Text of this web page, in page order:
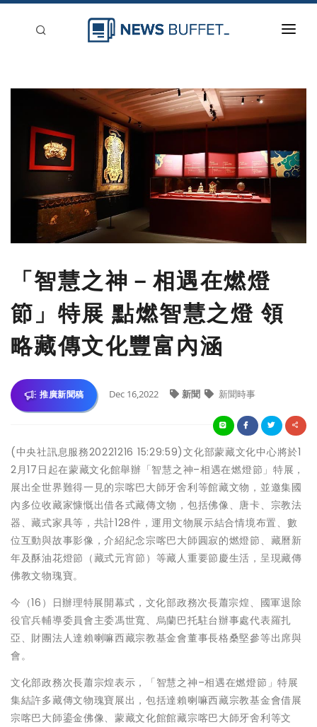
新聞稿分類
刊登
「智慧之神－相遇在燃燈
節」特展 點燃智慧之燈 領
略藏傳文化豐富內涵
推廣新聞稿 Dec 16,2022 新聞 新聞時事
(中央社訊息服務20221216 15:29:59)文化部蒙藏文化中心將於1
2月17日起在蒙藏文化館舉辦「智慧之神–相遇在燃燈節」特展，
展出全世界難得一見的宗喀巴大師牙舍利等館藏文物，並邀集國
內多位收藏家慷慨出借各式藏傳文物，包括佛像、唐卡、宗教法
器、藏式家具等，共計128件，運用文物展示結合情境布置、數
位互動與故事影像，介紹紀念宗喀巴大師圓寂的燃燈節、藏曆新
年及酥油花燈節（藏式元宵節）等藏人重要節慶生活，呈現藏傳
佛教文物瑰寶。
今（16）日辦理特展開幕式，文化部政務次長蕭宗煌、國軍退除
役官兵輔導委員會主委馮世寬、烏蘭巴托駐台辦事處代表羅扎
亞、財團法人達賴喇嘛西藏宗教基金會董事長格桑堅參等出席與
會。
文化部政務次長蕭宗煌表示，「智慧之神–相遇在燃燈節」特展
集結許多藏傳文物瑰寶展出，包括達賴喇嘛西藏宗教基金會借展
宗喀巴大師鎏金佛像、蒙藏文化館館藏宗喀巴大師牙舍利等文